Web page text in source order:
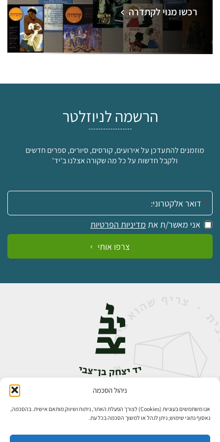
ניהול הסכמה
אנו משתמשים בעוגיות (Cookies) לצורך הפעלת האתר, ניתוח ושיווק מותאם אישית. בהסכמה,
נאסוף נתוני שימוש; ניתן לנהל או למשוך הסכמה בכל עת.
רכשו מנוי לקתדרה
הרשמה לניוזלטר
מוזמנים להתעדכן על אירועים, קורסים, סיורים, ספרים חדשים
ולקבל חדשות על כל מה שקורה אצלנו ב'יד'
אימייל:
אני מאשר/ת את מדיניות הפרטיות
צרפו אותי
אבן גבירול 14, רחביה, ירושלים